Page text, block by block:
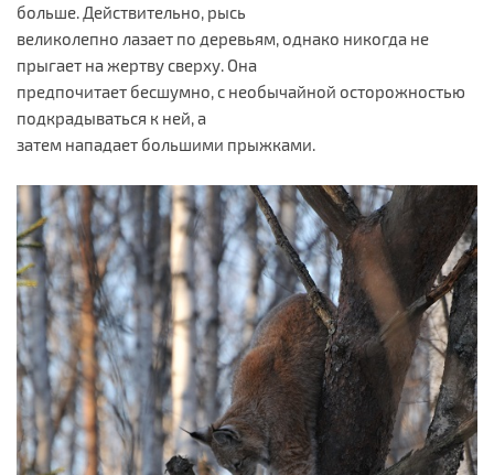
больше. Действительно, рысь
великолепно лазает по деревьям, однако никогда не
прыгает на жертву сверху. Она
предпочитает бесшумно, с необычайной осторожностью
подкрадываться к ней, а
затем нападает большими прыжками.